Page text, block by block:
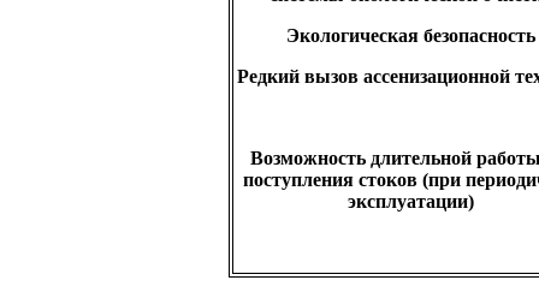
Экологическая безопасность
Редкий вызов ассенизационной
Возможность длительной
поступления стоков (при
эксплуатации)